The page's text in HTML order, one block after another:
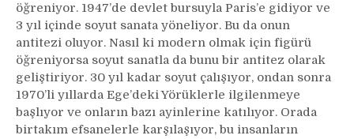
öğreniyor. 1947’de devlet bursuyla Paris’e gidiyor ve
3 yıl içinde soyut sanata yöneliyor. Bu da onun
antitezi oluyor. Nasıl ki modern olmak için figürü
öğreniyorsa soyut sanatla da bunu bir antitez olarak
geliştiriyor. 30 yıl kadar soyut çalışıyor, ondan sonra
1970’li yıllarda Ege’deki Yörüklerle ilgilenmeye
başlıyor ve onların bazı ayinlerine katılıyor. Orada
birtakım efsanelerle karşılaşıyor, bu insanların